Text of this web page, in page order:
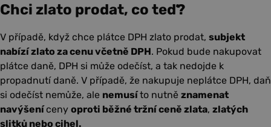
Chci zlato prodat, co teď?
V případě, když chce plátce DPH zlato prodat, subjekt
nabízí zlato za cenu včetně DPH. Pokud bude nakupovat
plátce daně, DPH si může odečíst, a tak nedojde k
propadnutí daně. V případě, že nakupuje neplátce DPH, daň
si odečíst nemůže, ale nemusíto nutně znamenat
navýšeníceny oproti běžné tržní ceně zlata, zlatých
slitků nebo cihel.